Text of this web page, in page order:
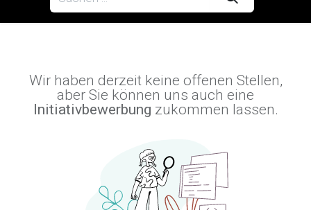
Wir haben derzeit keine offenen Stellen,
aber Sie können uns auch eine
Initiativbewerbung zukommen lassen.